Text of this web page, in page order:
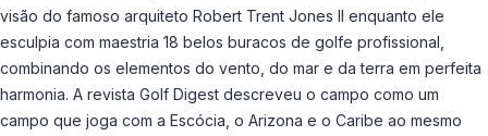
visão do famoso arquiteto Robert Trent Jones II enquanto ele
esculpia com maestria 18 belos buracos de golfe profissional,
combinando os elementos do vento, do mar e da terra em perfeita
harmonia. A revista Golf Digest descreveu o campo como um
campo que joga com a Escócia, o Arizona e o Caribe ao mesmo